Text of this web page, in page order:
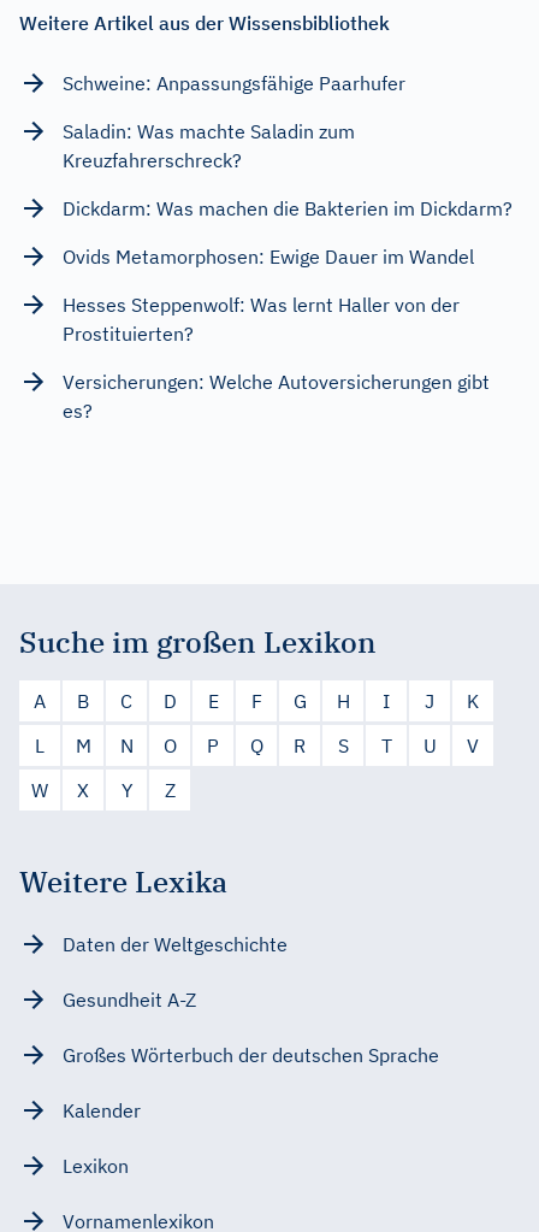
Weitere Artikel aus der Wissensbibliothek
Schweine: Anpassungsfähige Paarhufer
Saladin: Was machte Saladin zum
Kreuzfahrerschreck?
Dickdarm: Was machen die Bakterien im Dickdarm?
Ovids Metamorphosen: Ewige Dauer im Wandel
Hesses Steppenwolf: Was lernt Haller von der
Prostituierten?
Versicherungen: Welche Autoversicherungen gibt
es?
Suche im großen Lexikon
A B C D E F G H I J
K
L
M N O P Q R S T U
V
W
X Y Z
Weitere Lexika
Daten der Weltgeschichte
Gesundheit A-Z
Großes Wörterbuch der deutschen Sprache
Kalender
Lexikon
Vornamenlexikon